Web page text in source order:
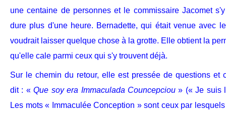
une centaine de personnes et le commissaire Jacomet
dure plus d'une heure. Bernadette, qui était venue avec
voudrait laisser quelque chose à la grotte. Elle obtient la
qu'elle cale parmi ceux qui s'y trouvent déjà.
Sur le chemin du retour, elle est pressée de questions et
dit : «Que soy era Immaculada Councepciou » (« Je suis
Les mots « Immaculée Conception » sont ceux par